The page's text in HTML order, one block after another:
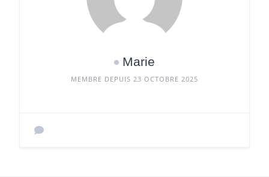
Marie
MEMBRE DEPUIS 23 OCTOBRE 2025